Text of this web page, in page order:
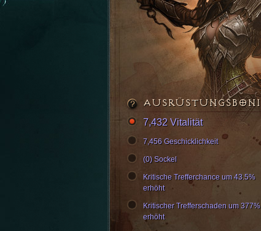
AUSRÜSTUNGSBONI
7,432 Vitalität
7,456 Geschicklichkeit
(0) Sockel
Kritische Trefferchance um 43.5%
erhöht
Kritischer Trefferschaden um 377%
erhöht